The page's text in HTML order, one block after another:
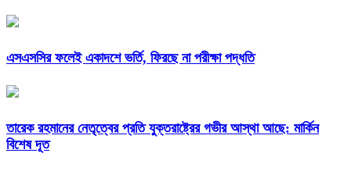
এসএসসির ফলেই একাদশে ভর্তি, ফিরছে না পরীক্ষা পদ্ধতি
তারেক রহমানের নেতৃত্বের প্রতি যুক্তরাষ্ট্রের গভীর আস্থা আছে: মার্কিন
বিশেষ দূত